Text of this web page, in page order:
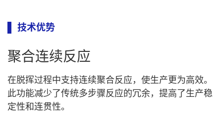
技术优势
聚合连续反应
在脱挥过程中支持连续聚合反应，使生产更为高效。
此功能减少了传统多步骤反应的冗余，提高了生产稳
定性和连贯性。